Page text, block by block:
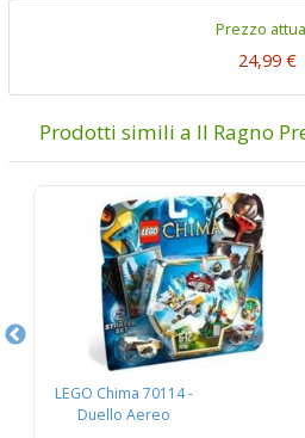
Prezzo
24,99 €
Prodotti simili a Il Ragno
LEGO Chima 70114 -
Duello Aereo